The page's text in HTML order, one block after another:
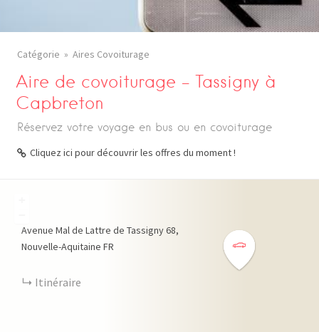
Catégorie Aires Covoiturage
Aire de covoiturage – Tassigny à
Capbreton
Réservez votre voyage en bus ou en covoiturage
Cliquez ici pour découvrir les offres du moment !
Avenue Mal de Lattre de Tassigny68
Nouvelle-Aquitaine FR
Itinéraire